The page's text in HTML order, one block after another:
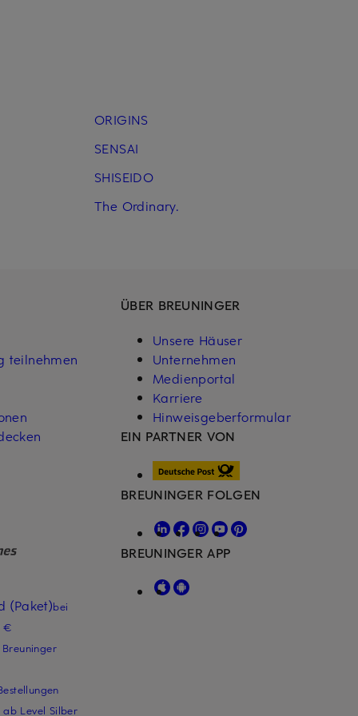
ORIGINS
SENSAI
SHISEIDO
The Ordinary.
teilnehmen
(Paket)bei
€
Level Silber
ÜBER BREUNINGER
Unsere Häuser
Unternehmen
Medienportal
Karriere
Hinweisgeberformular
EIN PARTNER VON
BREUNINGER FOLGEN
BREUNINGER APP